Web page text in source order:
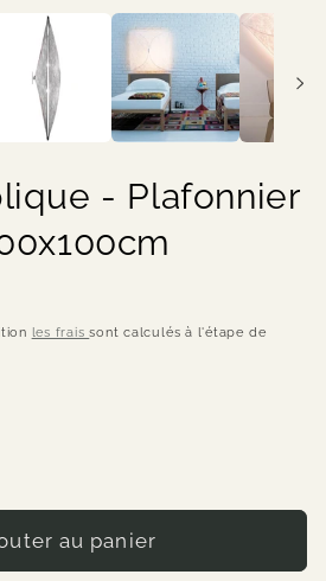
- Plafonnier
les fraissont calculés à l'étape de
au panier